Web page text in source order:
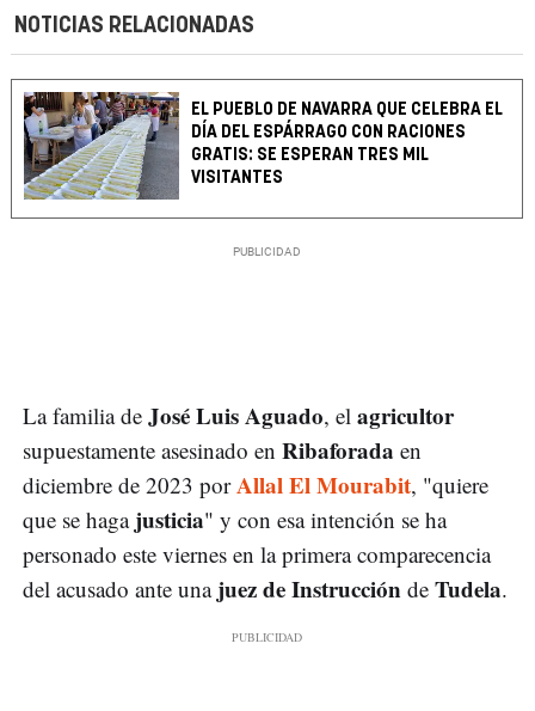
NOTICIAS RELACIONADAS
EL PUEBLO DE NAVARRA QUE CELEBRA EL
DÍA DEL ESPÁRRAGO CON RACIONES
GRATIS: SE ESPERAN TRES MIL
VISITANTES
La familia de José Luis Aguado, el agricultor
supuestamente asesinado en Ribaforada en
diciembre de 2023 por Allal El Mourabit, "quiere
que se haga justicia" y con esa intención se ha
personado este viernes en la primera comparecencia
del acusado ante una juez de Instrucción de Tudela.